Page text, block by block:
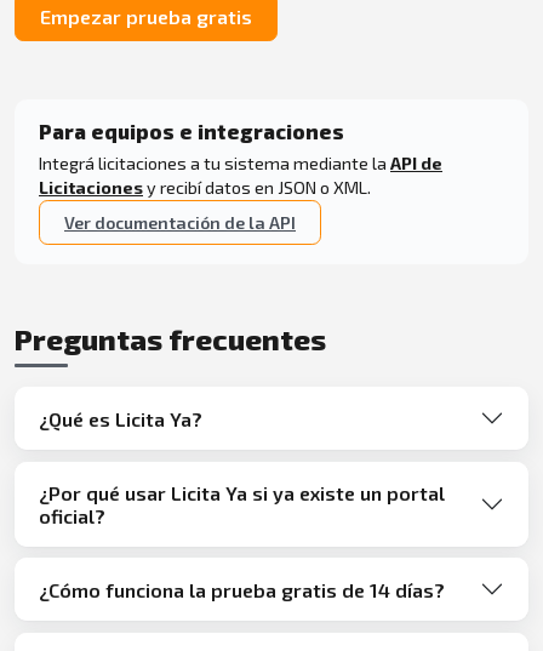
Empezar prueba gratis
Para equipos e integraciones
Integrá licitaciones a tu sistema mediante la API de
Licitacionesy recibí datos en JSON o XML.
Ver documentación de la API
Preguntas frecuentes
¿Qué es Licita Ya?
¿Por qué usar Licita Ya si ya existe un portal
oficial?
¿Cómo funciona la prueba gratis de 14 días?